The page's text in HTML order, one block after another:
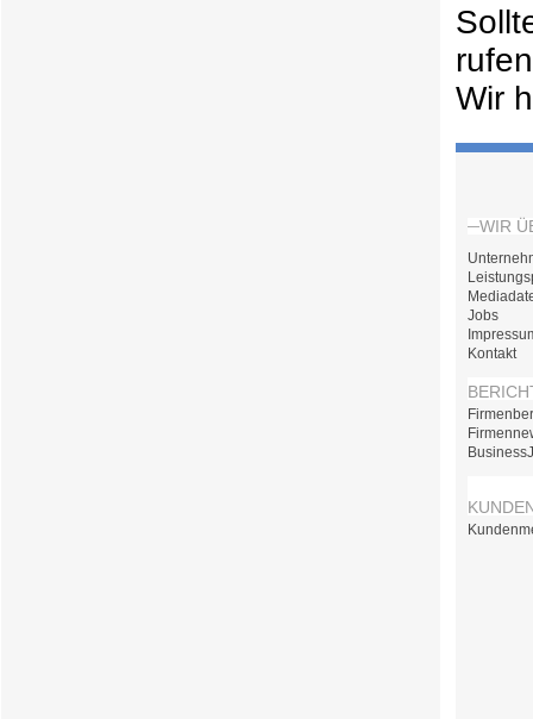
Wir
WIR
Jobs
Kontakt